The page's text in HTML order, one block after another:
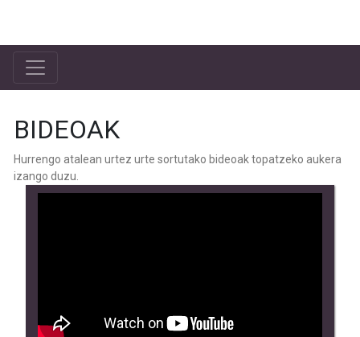
BIDEOAK
Hurrengo atalean urtez urte sortutako bideoak topatzeko aukera
izango duzu.